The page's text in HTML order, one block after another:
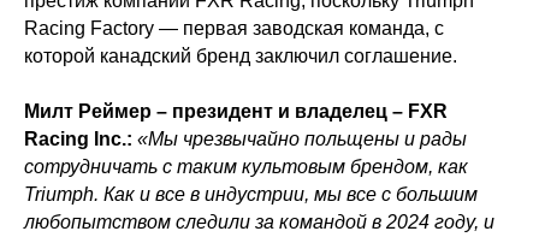
Racing Factory — первая заводская команда, с
которой канадский бренд заключил соглашение.
Милт Реймер – президент и владелец – FXR
Racing Inc.: «Мы чрезвычайно польщены и рады
сотрудничать с таким культовым брендом, как
Triumph. Как и все в индустрии, мы все с большим
любопытством следили за командой в 2024 году, и